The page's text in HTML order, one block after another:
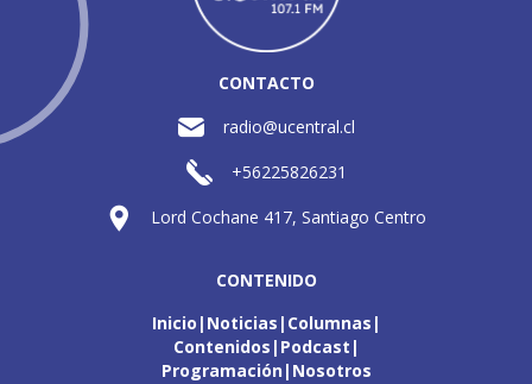
CONTACTO
radio@ucentral.cl
+56225826231
Lord Cochane 417, Santiago Centro
CONTENIDO
Inicio Noticias Columnas
Contenidos Podcast
Programación Nosotros